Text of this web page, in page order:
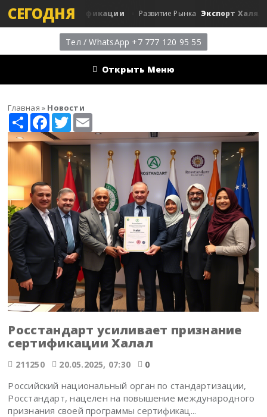
СЕГОДНЯ
сертификации Развитие Рынка Экспорт Халяльного
Тел / WhatsApp +7 777 120 95 55
Открыть Меню
Главная » Новости
Share Facebook
Twitter
Росстандарт усиливает признание
сертификации Халал
211250 20.05.2025, 07:30 0
Российский национальный орган по стандартизации,
Росстандарт, нацелен на повышение международного
признания своей программы сертификац...